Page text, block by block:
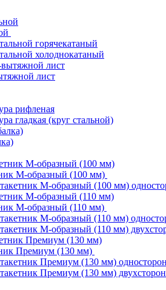
горячекатаный
холоднокатаный
лист
рифленая
гладкая (круг стальной)
М-образный (100 мм)
М-образный (100 мм)
М-образный (110 мм)
М-образный (110 мм)
М-образный (110 мм)
Премиум (130 мм)
Премиум (130 мм)
Премиум (130 мм)